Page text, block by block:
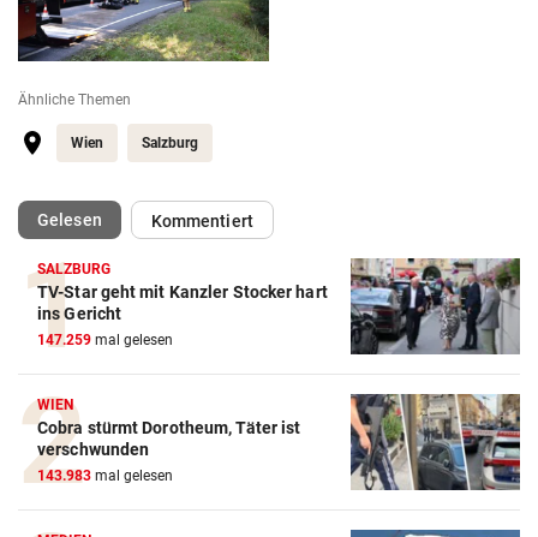
Ähnliche Themen
Wien Salzburg
Gelesen(ausgewählt)Kommentiert
SALZBURG
TV-Star geht mit Kanzler Stocker hart
ins Gericht
147.259 mal gelesen
WIEN
Cobra stürmt Dorotheum, Täter ist
verschwunden
143.983 mal gelesen